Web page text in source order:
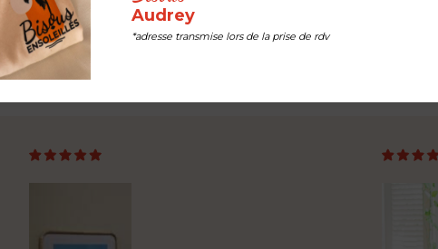
VOTREexpérience
Audrey
*adresse transmise lors de la prise de rdv